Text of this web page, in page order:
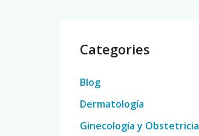
Categories
Blog
Dermatología
Ginecología y Obstetricia